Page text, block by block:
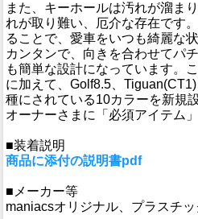
また、キーホールは汚れが溜ま
れが取り難い、厄介な存在です
ることで、愛車をいつも綺麗な
カンタンで、向きを合わせてパ
も簡単な設計になっています。
に加えて、Golf8.5、
種にされている10カラーを新規
オーナーさまに「必須アイテム
■装着説明
商品に添付の説明書pdf
■メーカー等
maniacsオリジナル、プラスチッ